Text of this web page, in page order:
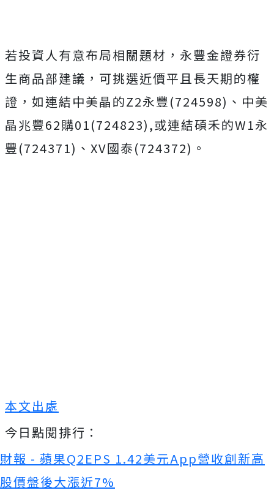
若投資人有意布局相關題材，永豐金證券衍
生商品部建議，可挑選近價平且長天期的權
證，如連結中美晶的Z2永豐(724598)、中美
晶兆豐62購01(724823),或連結碩禾的W1永
豐(724371)、XV國泰(724372)。
本文出處
今日點閱排行：
財報 - 蘋果Q2EPS 1.42美元App營收創新高
股價盤後大漲近7%